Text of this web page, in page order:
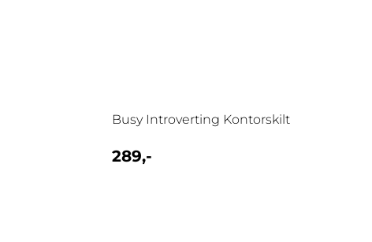
Busy Introverting Kontorskilt
289,-